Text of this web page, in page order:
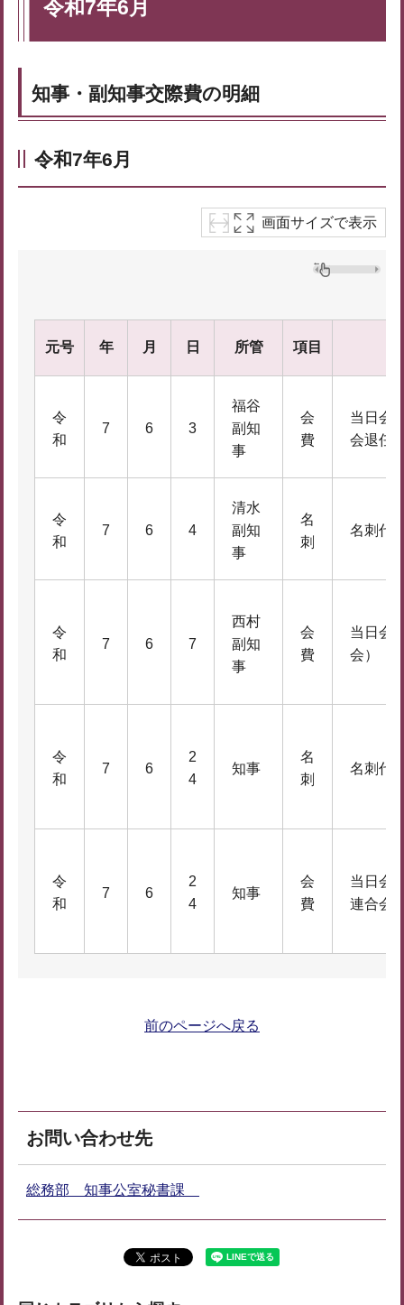
令和7年6月
知事・副知事交際費の明細
令和7年6月
画面サイズで表示
元号 年 月 日 所管 項目
令
和
7 6 3
福谷
副知
事
会
費
当日会
会退任
令
和
7 6 4
清水
副知
事
名
刺
名刺代
令
和
7 6 7
西村
副知
事
会
費
当日会
会）
令
和
7 6
2
4
知事
名
刺
名刺代
令
和
7 6
2
4
知事
会
費
当日会
連合会
前のページへ戻る
お問い合わせ先
総務部 知事公室秘書課